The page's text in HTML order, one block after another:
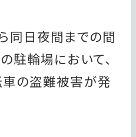
同日夜間までの間
駐輪場において、
の盗難被害が発